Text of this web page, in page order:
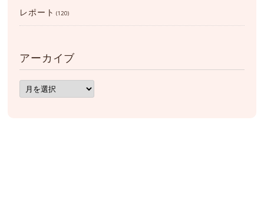
レポート (120)
アーカイブ
ア
ー
カ